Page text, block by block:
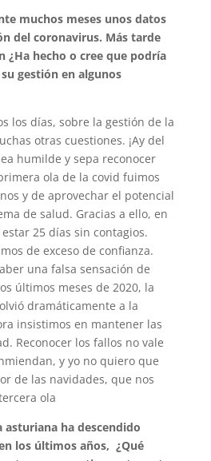
muchos meses unos datos
del coronavirus. Más tarde
¿Ha hecho o cree que podría
gestión en algunos
los días, sobre la gestión de la
otras cuestiones. ¡Ay del
humilde y sepa reconocer
ola de la covid fuimos
y de aprovechar el potencial
de salud. Gracias a ello, en
25 días sin contagios.
de exceso de confianza.
una falsa sensación de
últimos meses de 2020, la
dramáticamente a la
insistimos en mantener las
Reconocer los fallos no vale
y yo no quiero que
de las navidades, que nos
ola
asturiana ha descendido
los últimos años, ¿Qué